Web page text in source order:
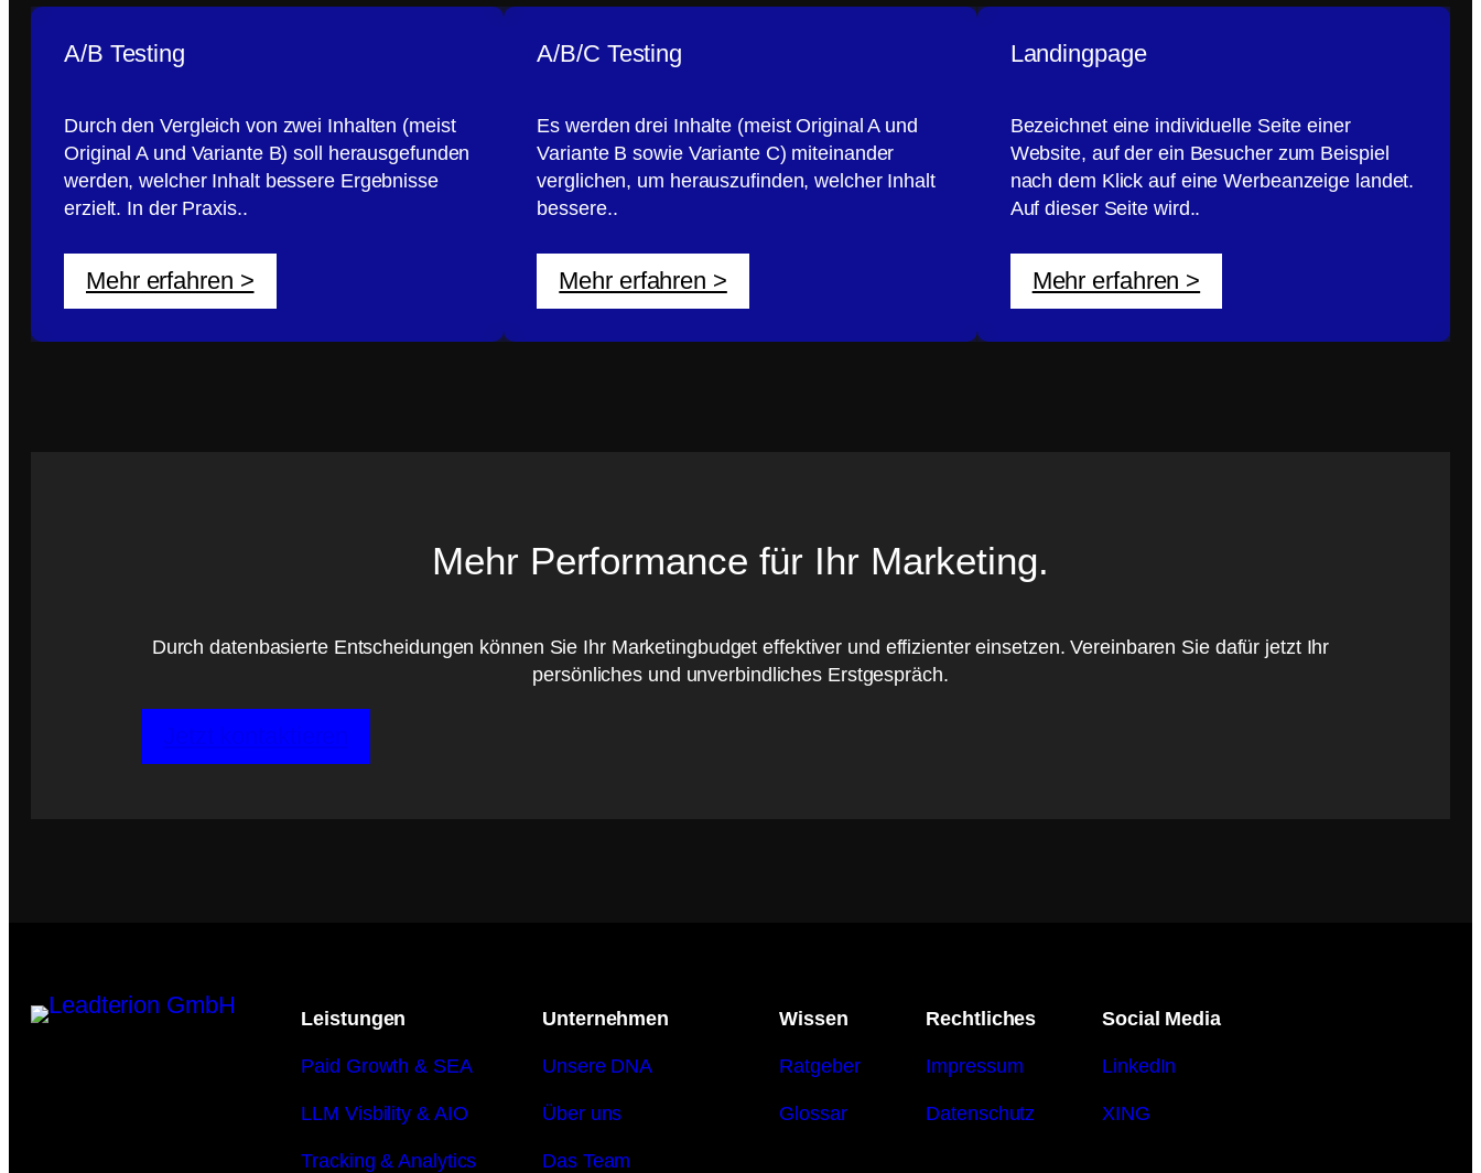
A/B Testing
Durch den Vergleich von zwei Inhalten (meist
Original A und Variante B) soll herausgefunden
werden, welcher Inhalt bessere Ergebnisse
erzielt. In der Praxis..
Mehr erfahren >
A/B/C Testing
Es werden drei Inhalte (meist Original A und
Variante B sowie Variante C) miteinander
verglichen, um herauszufinden, welcher Inhalt
bessere..
Mehr erfahren >
Landingpage
Bezeichnet eine individuelle Seite einer
Website, auf der ein Besucher zum Beispiel
nach dem Klick auf eine Werbeanzeige landet.
Auf dieser Seite wird..
Mehr erfahren >
Mehr Performance für Ihr Marketing.
Durch datenbasierte Entscheidungen können Sie Ihr Marketingbudget effektiver und effizienter einsetzen. Vereinbaren Sie dafür jetzt Ihr
persönliches und unverbindliches Erstgespräch.
Leistungen
Paid Growth & SEA
LLM Visbility & AIO
Tracking & Analytics
Unternehmen
Unsere DNA
Über uns
Das Team
Wissen
Ratgeber
Glossar
Rechtliches
Impressum
Datenschutz
Social Media
LinkedIn
XING